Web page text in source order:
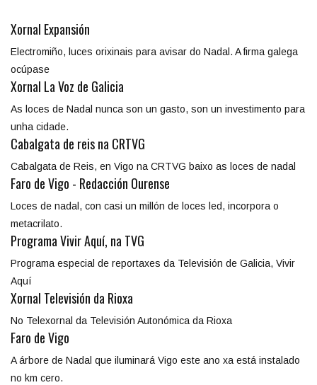
Xornal Expansión
Electromiño, luces orixinais para avisar do Nadal. A firma galega
ocúpase
Xornal La Voz de Galicia
As loces de Nadal nunca son un gasto, son un investimento para
unha cidade.
Cabalgata de reis na CRTVG
Cabalgata de Reis, en Vigo na CRTVG baixo as loces de nadal
Faro de Vigo - Redacción Ourense
Loces de nadal, con casi un millón de loces led, incorpora o
metacrilato.
Programa Vivir Aquí, na TVG
Programa especial de reportaxes da Televisión de Galicia, Vivir
Aquí
Xornal Televisión da Rioxa
No Telexornal da Televisión Autonómica da Rioxa
Faro de Vigo
A árbore de Nadal que iluminará Vigo este ano xa está instalado
no km cero.